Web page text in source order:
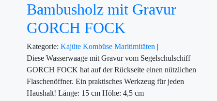
Bambusholz mit Gravur
GORCH FOCK
Kategorie: Kajüte Kombüse Maritimitäten |
Diese Wasserwaage mit Gravur vom Segelschulschiff
GORCH FOCK hat auf der Rückseite einen nützlichen
Flaschenöffner. Ein praktisches Werkzeug für jeden
Haushalt! Länge: 15 cm Höhe: 4,5 cm